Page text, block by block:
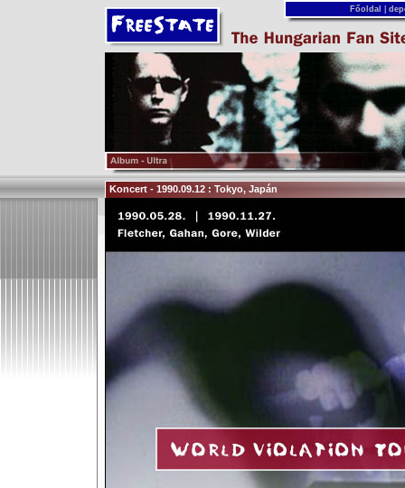
Főoldal
Koncert - 1990.09.12 : Tokyo, Japán